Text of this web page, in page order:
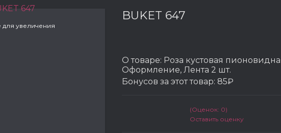
для увеличения
BUKET 647
О товаре: Роза кустовая
Оформление, Лента 2 шт.
Бонусов за этот товар: 85₽
(Оценок: 0)
Оставить оценку